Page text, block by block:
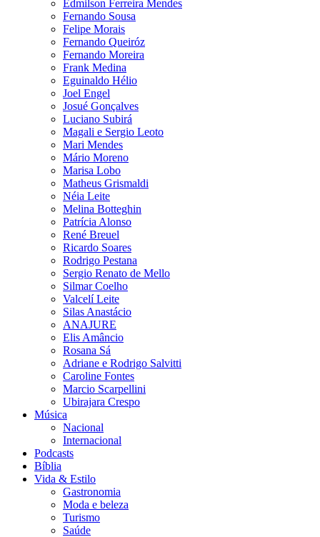
Edmilson Ferreira Mendes
Fernando Sousa
Felipe Morais
Fernando Queiróz
Fernando Moreira
Frank Medina
Eguinaldo Hélio
Joel Engel
Josué Gonçalves
Luciano Subirá
Magali e Sergio Leoto
Mari Mendes
Mário Moreno
Marisa Lobo
Matheus Grismaldi
Néia Leite
Melina Botteghin
Patrícia Alonso
René Breuel
Ricardo Soares
Rodrigo Pestana
Sergio Renato de Mello
Silmar Coelho
Valcelí Leite
Silas Anastácio
ANAJURE
Elis Amâncio
Rosana Sá
Adriane e Rodrigo Salvitti
Caroline Fontes
Marcio Scarpellini
Ubirajara Crespo
Música
Nacional
Internacional
Podcasts
Bíblia
Vida & Estilo
Gastronomia
Moda e beleza
Turismo
Saúde